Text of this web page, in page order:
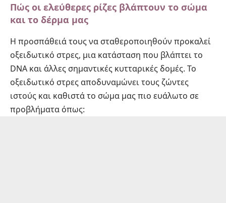
Πώς οι ελεύθερες ρίζες βλάπτουν το σώμα
και το δέρμα μας
Η προσπάθειά τους να σταθεροποιηθούν προκαλεί
οξειδωτικό στρες, μια κατάσταση που βλάπτει το
DNA και άλλες σημαντικές κυτταρικές δομές. Το
οξειδωτικό στρες αποδυναμώνει τους ζώντες
ιστούς και καθιστά το σώμα μας πιο ευάλωτο σε
προβλήματα όπως: